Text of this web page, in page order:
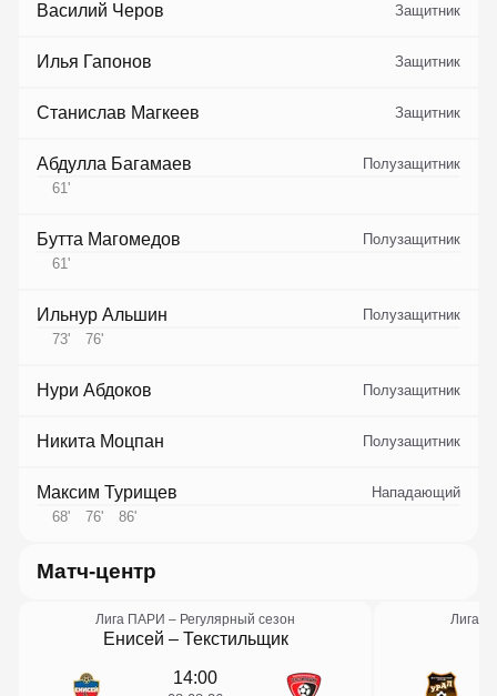
Василий Черов Защитник
Илья Гапонов Защитник
Станислав Магкеев Защитник
Абдулла Багамаев
Полузащитник
61'
Бутта Магомедов
Полузащитник
61'
Ильнур Альшин
Полузащитник
73' 76'
Нури Абдоков Полузащитник
Никита Моцпан Полузащитник
Максим Турищев
Нападающий
68' 76' 86'
матч-центр
Лига ПАРИ – Регулярный сезон
Енисей – Текстильщик
14:00
Лига